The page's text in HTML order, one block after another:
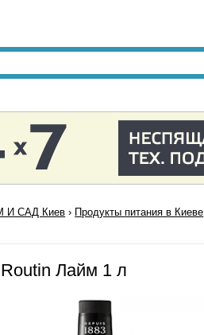
И САД Киев › Продукты питания в Киеве
Лайм 1 л